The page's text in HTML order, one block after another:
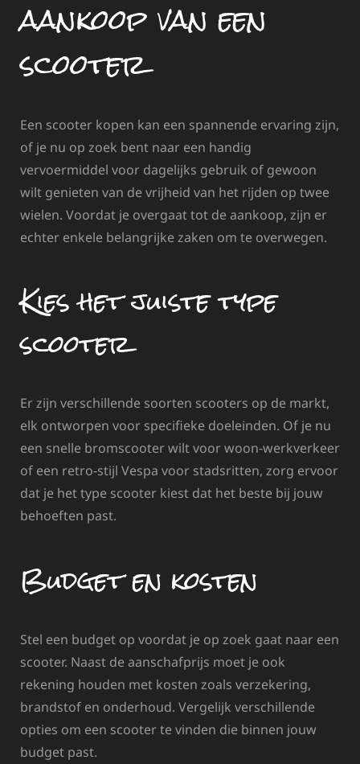
aankoop van een
scooter
Een scooter kopen kan een spannende ervaring zijn,
of je nu op zoek bent naar een handig
vervoermiddel voor dagelijks gebruik of gewoon
wilt genieten van de vrijheid van het rijden op twee
wielen. Voordat je overgaat tot de aankoop, zijn er
echter enkele belangrijke zaken om te overwegen.
Kies het juiste type
scooter
Er zijn verschillende soorten scooters op de markt,
elk ontworpen voor specifieke doeleinden. Of je nu
een snelle bromscooter wilt voor woon-werkverkeer
of een retro-stijl Vespa voor stadsritten, zorg ervoor
dat je het type scooter kiest dat het beste bij jouw
behoeften past.
Budget en kosten
Stel een budget op voordat je op zoek gaat naar een
scooter. Naast de aanschafprijs moet je ook
rekening houden met kosten zoals verzekering,
brandstof en onderhoud. Vergelijk verschillende
opties om een scooter te vinden die binnen jouw
budget past.